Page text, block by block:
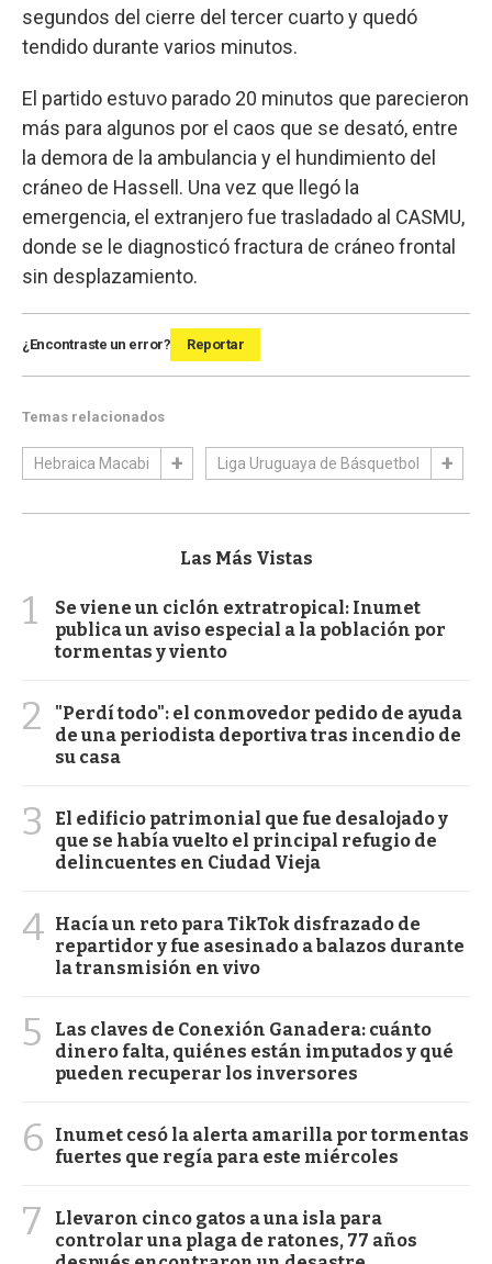
segundos del cierre del tercer cuarto y quedó
tendido durante varios minutos.
El partido estuvo parado 20 minutos que parecieron
más para algunos por el caos que se desató, entre
la demora de la ambulancia y el hundimiento del
cráneo de Hassell. Una vez que llegó la
emergencia, el extranjero fue trasladado al CASMU,
donde se le diagnosticó fractura de cráneo frontal
sin desplazamiento.
¿Encontraste un error? Reportar
Temas relacionados
Hebraica Macabi Liga Uruguaya de Básquetbol
Las Más Vistas
1
Se viene un ciclón extratropical: Inumet
publica un aviso especial a la población por
tormentas y viento
2
"Perdí todo": el conmovedor pedido de ayuda
de una periodista deportiva tras incendio de
su casa
3
El edificio patrimonial que fue desalojado y
que se había vuelto el principal refugio de
delincuentes en Ciudad Vieja
4 Hacía un reto para TikTok disfrazado de
repartidor y fue asesinado a balazos durante
la transmisión en vivo
5
Las claves de Conexión Ganadera: cuánto
dinero falta, quiénes están imputados y qué
pueden recuperar los inversores
6
Inumet cesó la alerta amarilla por tormentas
fuertes que regía para este miércoles
7
Llevaron cinco gatos a una isla para
controlar una plaga de ratones, 77 años